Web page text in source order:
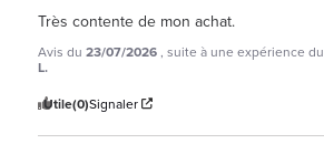
Très contente de mon achat.
Avis du 23/07/2026, suite à une expérience du
L.
Utile(0)Signaler